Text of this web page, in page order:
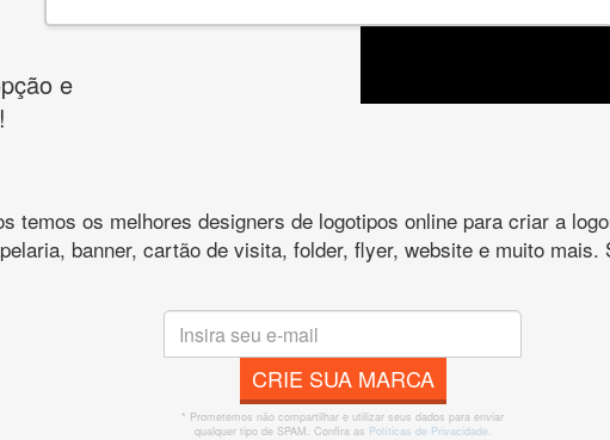
e
temos os melhores designers de logotipos online para criar a
banner, cartão de visita, folder, flyer, website e muito
CRIE SUA MARCA
* Prometemos não compartilhar e utilizar seus dados para enviar
qualquer tipo de SPAM. Confira as Políticas de Privacidade.